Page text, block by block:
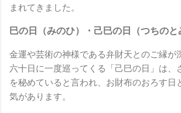
まれてきました。
巳の日（みのひ）・己巳の日（つちのと
金運や芸術の神様である弁財天とのご縁が
六十日に一度巡ってくる「己巳の日」は、
を秘めていると言われ、お財布のおろす日
気があります。